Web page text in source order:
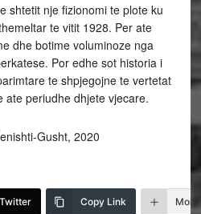
shtetit nje fizionomi te plote ku
te vitit 1928. Per ate
dhe botime voluminoze nga
Por edhe sot historia i
te shpjegojne te vertetat
periudhe dhjete vjecare.
Gusht, 2020
Twitter Copy Link More